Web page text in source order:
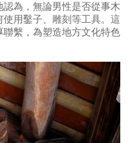
為，無論男性是否從事木
用鑿子、雕刻等工具。這
繫，為塑造地方文化特色